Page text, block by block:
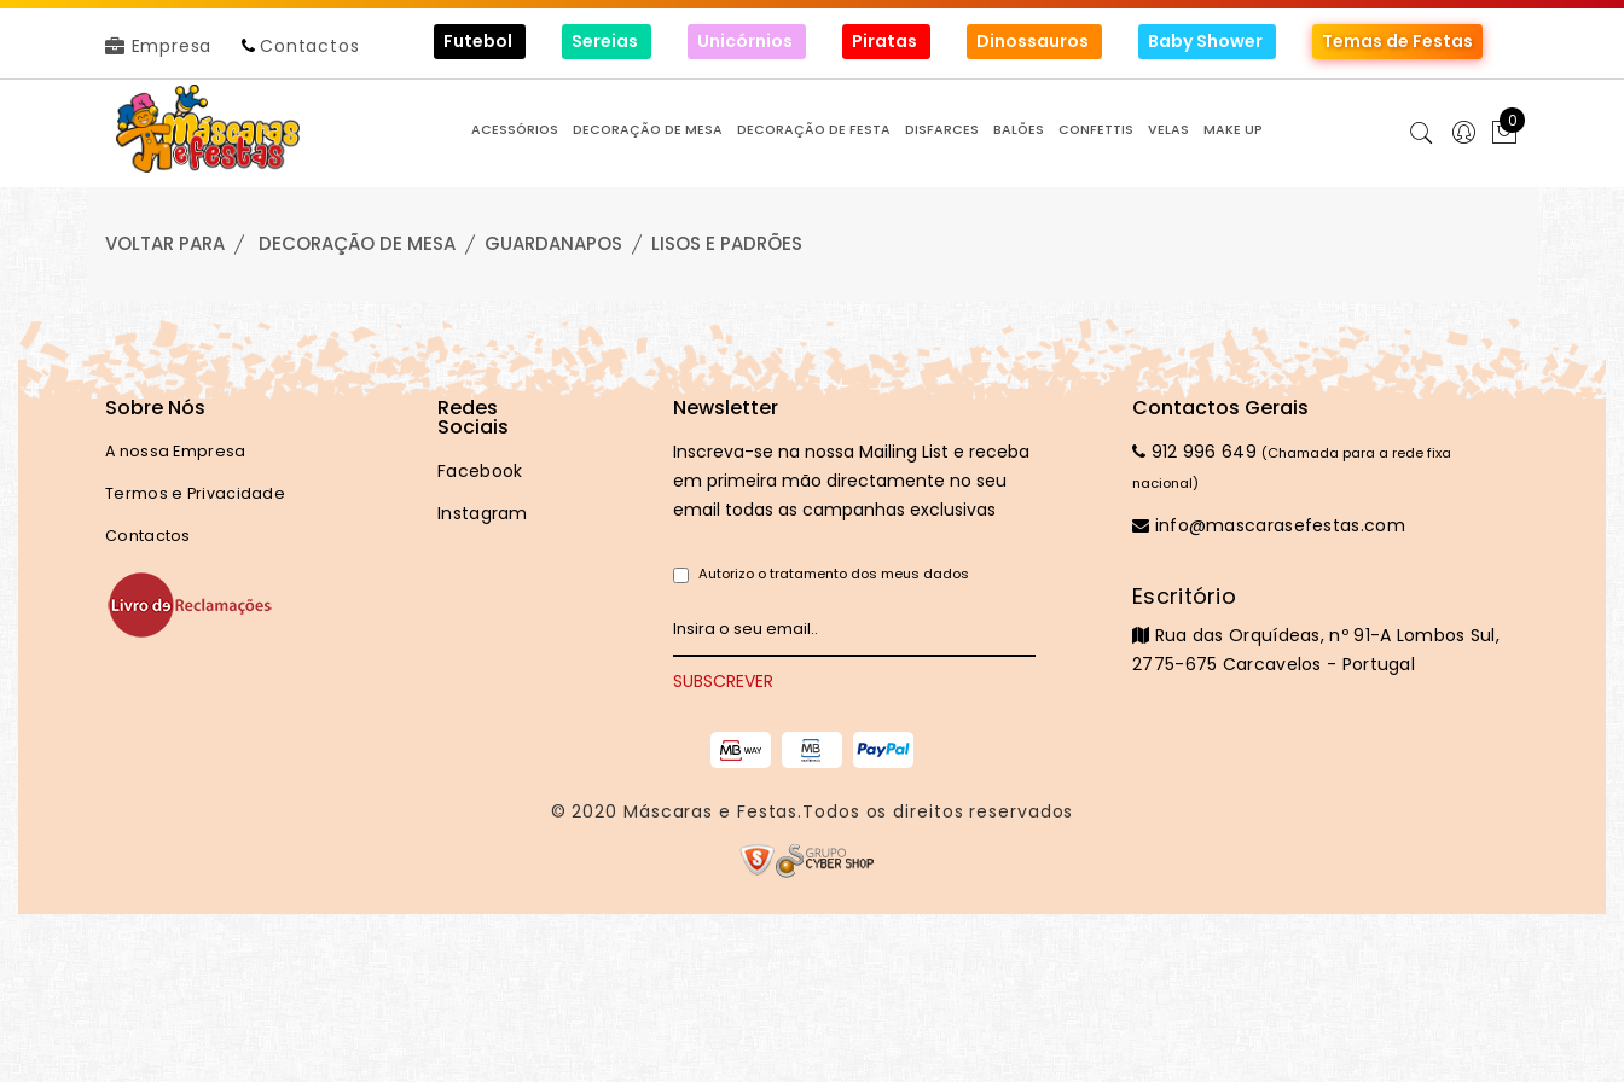
Empresa Contactos Futebol Sereias Unicórnios Piratas Dinossauros Baby Shower Temas de Festas
ACESSÓRIOS DECORAÇÃO DE MESA DECORAÇÃO DE FESTA DISFARCES BALÕES CONFETTIS VELAS MAKE UP 0
VOLTAR PARA DECORAÇÃO DE MESA GUARDANAPOS LISOS E PADRÕES
Sobre Nós
A nossa Empresa
Termos e Privacidade
Contactos
Redes
Sociais
Facebook
Instagram
Newsletter
Inscreva-se na nossa Mailing List e receba
em primeira mão directamente no seu
email todas as campanhas exclusivas
Autorizo o tratamento dos meus dados
Contactos Gerais
912 996 649 (Chamada para a rede fixa
nacional)
info@mascarasefestas.com
Escritório
Rua das Orquídeas, nº 91-A Lombos Sul,
2775-675 Carcavelos - Portugal
© 2020 Máscaras e Festas.Todos os direitos reservados